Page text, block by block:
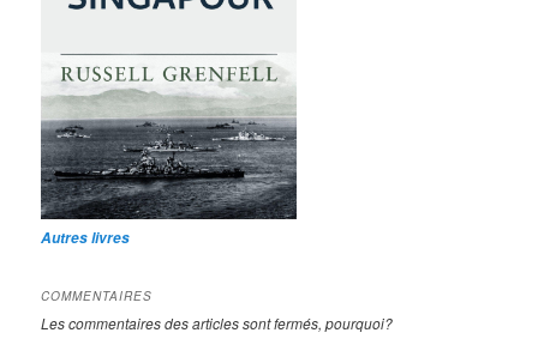
Autres livres
COMMENTAIRES
Les commentaires des articles sont fermés, pourquoi?